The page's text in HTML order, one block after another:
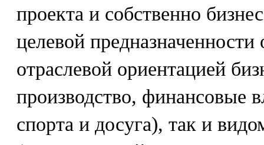
проекта и собственно
целевой
отраслевой ориентацией
производство, финансовые
спорта и досуга), так и